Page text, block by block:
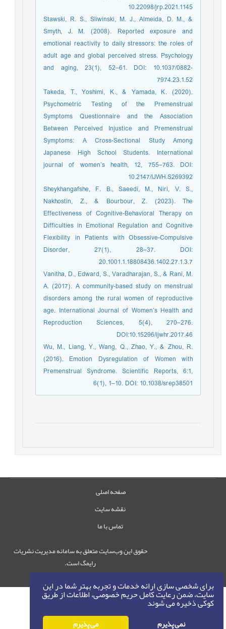
برای شخصی سازی ارائه خدمات و تجربه بهتر شما در این
سایت، ضمن رعایت کامل حریم خصوصی، اطلاعات از طریق
کوکی ذخیره می شوند
نمی پذیرم می پذیرم
10.22098/jrp.2021.1145
Stawski, R. S., Sliwinski, M. J., Almeida, D. M., &
Smyth, J. M. (2008). Reported exposure and
emotional reactivity to daily stressors: the roles of
adult age and global perceived stress. Psychology
and aging, 23(1), 52–61. DOI: 10.1037/0882-
7974.23.1.52
Takeda, T., Yoshimi, K., & Yamada, K. (2020).
Psychometric Testing of the Premenstrual
Symptoms Questionnaire and the Association
Between Perceived Injustice and Premenstrual
Symptoms: A Cross-Sectional Study Among
Japanese High School Students. International
journal of women’s health, 12, 755–763. DOI:
10.2147/IJWH.S269392
Sheykhangafshe, F. B., Saeedi, M., Niri, V. S.,
Nakhostin, Z., & Bourbour, Z. (2023). The
Effectiveness of Cognitive-Behavioral Therapy on
Difficulties in Emotional Regulation and Cognitive
Flexibility in Patients with Obsessive-Compulsive
Disorder, 27(1), 28–37. DOI:
20.1001.1.18808436.1402.27.1.3.7
Vanitha, D., Edward, S., Varadharajan, S., & Rani, M.
A. (2017). A community-based study on menstrual
disorders among the rural women of reproductive
age. International Journal of Women’s Health and
Reproduction Sciences, 5(4), 270–276.
DOI:10.15296/ijwhr.2017.46
Wu, M., Liang, Y., Wang, Q., Zhao, Y., & Zhou, R.
(2016). Emotion Dysregulation of Women with
Premenstrual Syndrome. Scientific Reports, 6:1,
6(1), 1–10. DOI: 10.1038/srep38501
صفحه اصلی
نقشه سایت
تماس با ما
حقوق این وب‌سایت متعلق به سامانه مدیریت نشریات
رایمگ است.
حق نشر 1405-1396